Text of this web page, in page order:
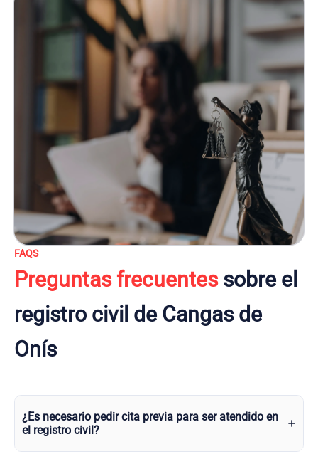
FAQS
Preguntas frecuentessobre el
registro civil de Cangas de
Onís
¿Es necesario pedir cita previa para ser atendido en
el registro civil?